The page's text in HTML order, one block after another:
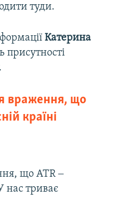
туди.
Катерина
присутності
враження, що
країні
що ATR ‒
нас триває